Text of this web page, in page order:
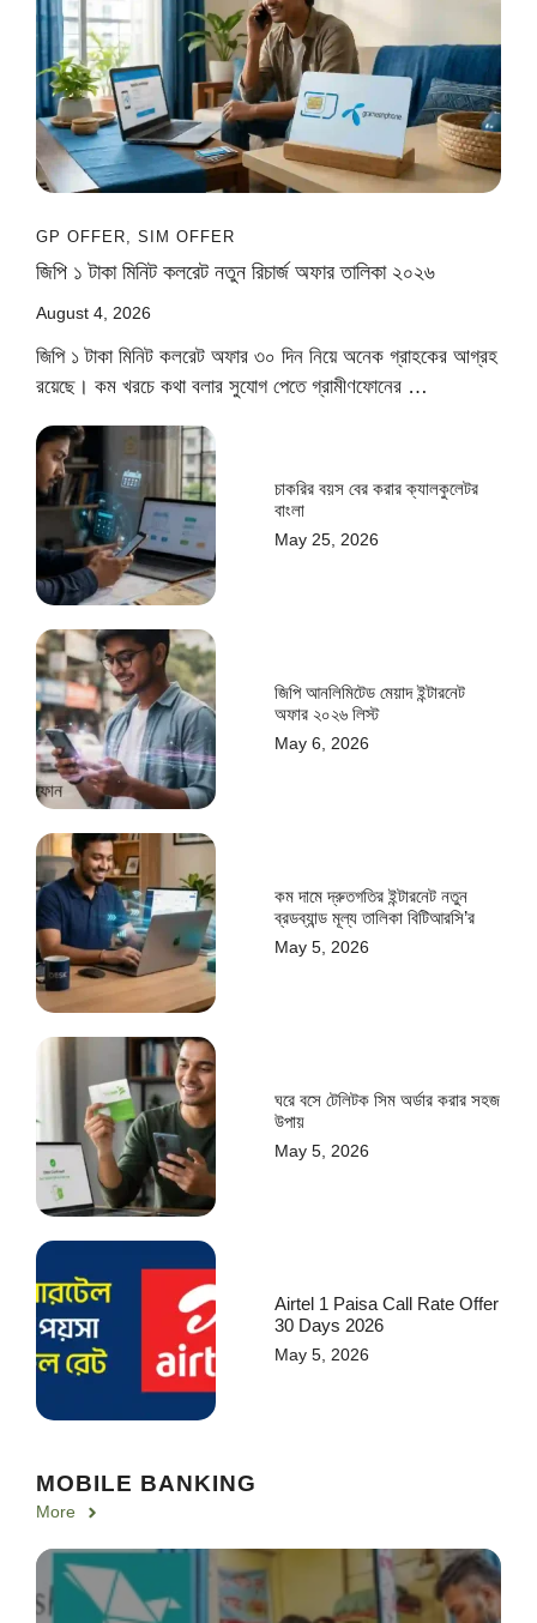
GP OFFER, SIM OFFER
জিপি ১ টাকা মিনিট কলরেট নতুন রিচার্জ অফার তালিকা ২০২৬
August 4, 2026
জিপি ১ টাকা মিনিট কলরেট অফার ৩০ দিন নিয়ে অনেক গ্রাহকের আগ্রহ
রয়েছে। কম খরচে কথা বলার সুযোগ পেতে গ্রামীণফোনের …
চাকরির বয়স বের করার ক্যালকুলেটর
বাংলা
May 25, 2026
জিপি আনলিমিটেড মেয়াদ ইন্টারনেট
অফার ২০২৬ লিস্ট
May 6, 2026
কম দামে দ্রুতগতির ইন্টারনেট নতুন
ব্রডব্যান্ড মূল্য তালিকা বিটিআরসি’র
May 5, 2026
ঘরে বসে টেলিটক সিম অর্ডার করার সহজ
উপায়
May 5, 2026
Airtel 1 Paisa Call Rate Offer
30 Days 2026
May 5, 2026
MOBILE BANKING
More